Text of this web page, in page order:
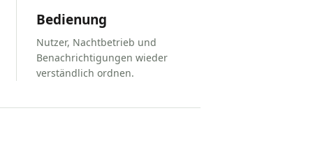
Bedienung
Nutzer, Nachtbetrieb und
Benachrichtigungen wieder
verständlich ordnen.